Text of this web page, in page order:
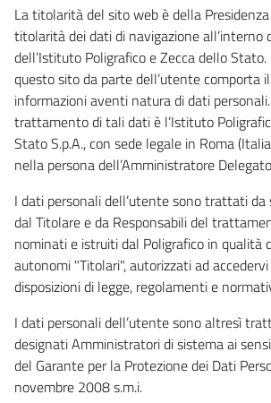
La titolarità del sito web è della
titolarità dei dati di navigazione all’interno
dell’Istituto Poligrafico e Zecca dello
questo sito da parte dell’utente comporta
informazioni aventi natura di dati
trattamento di tali dati è l’Istituto
Stato S.p.A., con sede legale in Roma
nella persona dell’Amministratore
I dati personali dell’utente sono trattati
dal Titolare e da Responsabili del
nominati e istruiti dal Poligrafico in qualità
autonomi "Titolari", autorizzati ad
disposizioni di legge, regolamenti e
I dati personali dell’utente sono altresì
designati Amministratori di sistema ai
del Garante per la Protezione dei Dati
novembre 2008 s.m.i.